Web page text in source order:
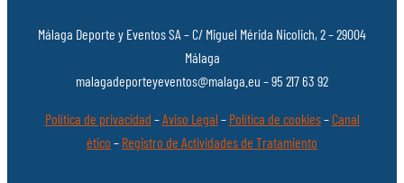
Málaga Deporte y Eventos SA – C/ Miguel Mérida Nicolich, 2 – 29004
Málaga
malagadeporteyeventos@malaga.eu – 95 217 63 92
Política de privacidad –Aviso Legal – Política de cookies–Canal
ético – Registro de Actividades de Tratamiento